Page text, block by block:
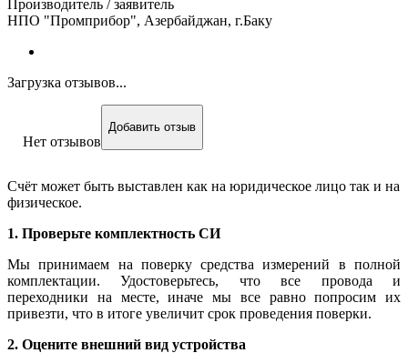
Производитель / заявитель
НПО "Промприбор", Азербайджан, г.Баку
Загрузка отзывов...
Нет отзывов
Добавить отзыв
Счёт может быть выставлен как на юридическое лицо так и на
физическое.
1. Проверьте комплектность СИ
Мы принимаем на поверку средства измерений в полной
комплектации. Удостоверьтесь, что все провода и
переходники на месте, иначе мы все равно попросим их
привезти, что в итоге увеличит срок проведения поверки.
2. Оцените внешний вид устройства